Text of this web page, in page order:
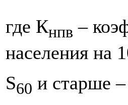
где Кнпв –
населения на
S60 и старше